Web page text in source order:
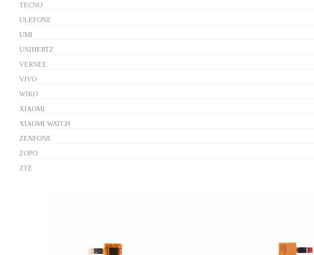
TECNO
ULEFONE
UMI
UNIHERTZ
VERNEE
VIVO
WIKO
XIAOMI
XIAOMI WATCH
ZENFONE
ZOPO
ZTE